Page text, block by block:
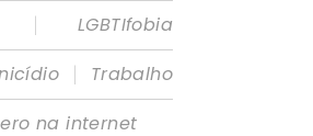
|
LGBTIfobia
|
Trabalho
na internet